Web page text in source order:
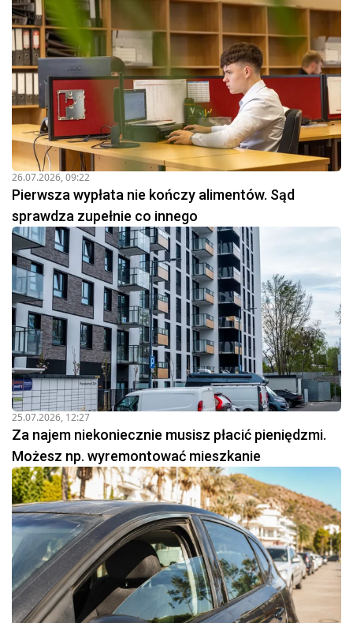
26.07.2026, 09:22
Pierwsza wypłata nie kończy alimentów. Sąd
sprawdza zupełnie co innego
25.07.2026, 12:27
Za najem niekoniecznie musisz płacić pieniędzmi.
Możesz np. wyremontować mieszkanie